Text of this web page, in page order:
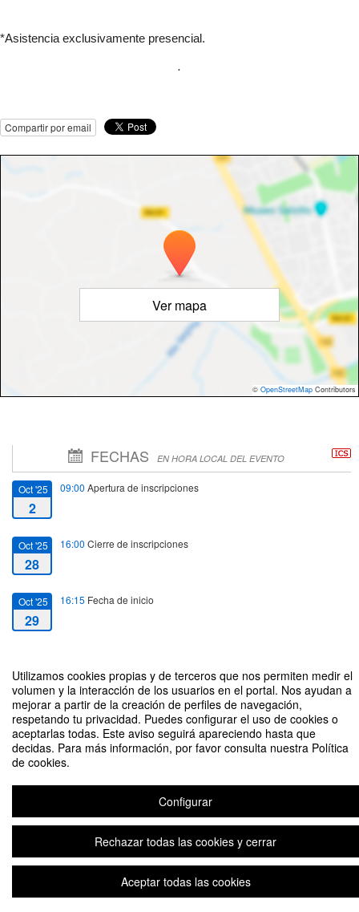
Utilizamos cookies propias y de terceros que nos permiten medir el
volumen y la interacción de los usuarios en el portal. Nos ayudan a
mejorar a partir de la creación de perfiles de navegación,
respetando tu privacidad. Puedes configurar el uso de cookies o
aceptarlas todas. Este aviso seguirá apareciendo hasta que
decidas. Para más información, por favor consulta nuestra Política
de cookies.
Configurar
Rechazar todas las cookies y cerrar
Aceptar todas las cookies
*Asistencia exclusivamente presencial.
.
Compartir por email
Ver mapa
© OpenStreetMap Contributors
FECHAS EN HORA LOCAL DEL EVENTO
Oct '25
2
09:00 Apertura de inscripciones
Oct '25
28
16:00 Cierre de inscripciones
Oct '25
29
16:15 Fecha de inicio
29
Digitalización e Inteligencia artificial en el Derecho de sociedades
Plataforma de organización de eventos Symposium